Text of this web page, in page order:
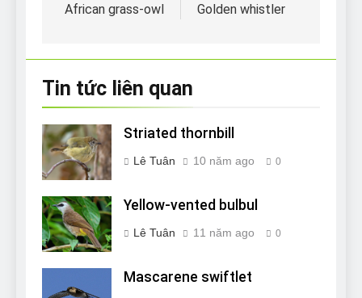
hướng
African grass-owl
Golden whistler
Tin tức liên quan
Striated thornbill
Lê Tuân 10 năm ago 0
Yellow-vented bulbul
Lê Tuân 11 năm ago 0
Mascarene swiftlet